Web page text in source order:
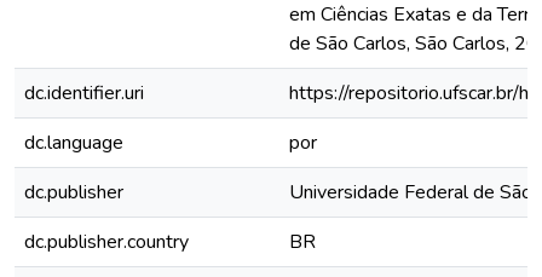
em Ciências Exatas e da
de São Carlos, São Carlos,
dc.identifier.uri
https://repositorio.ufscar.br/
dc.language
por
dc.publisher
Universidade Federal de São
dc.publisher.country
BR